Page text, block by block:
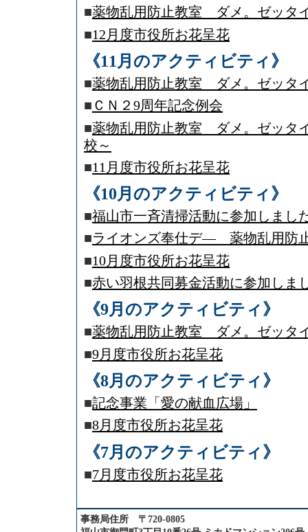
■薬物乱用防止教室 ダメ。ゼッタ
■12月度市役所お花呈花
《11月のアクティビティ》
■薬物乱用防止教室 ダメ。ゼッタ
■ ＣＮ２9周年記念例会
■薬物乱用防止教室 ダメ。ゼッタ
校～
■11月度市役所お花呈花
《10月のアクティビティ》
■福山市一斉清掃活動に参加しまし
■ライオンズ奉仕デ― 薬物乱用防
■10月度市役所お花呈花
■赤い羽根共同募金活動に参加しま
《9月のアクティビティ》
■薬物乱用防止教室 ダメ。ゼッタ
■9月度市役所お花呈花
《8月のアクティビティ》
■記念事業「愛の献血広場」
■8月度市役所お花呈花
《7月のアクティビティ》
■7月度市役所お花呈花
事務局住所 〒720-0805